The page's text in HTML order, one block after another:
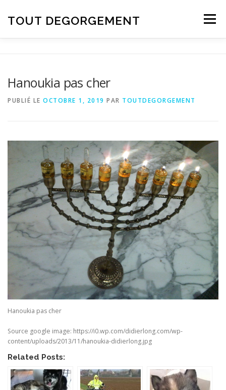
TOUT DEGORGEMENT Menu
Hanoukia pas cher
PUBLIÉ LE OCTOBRE 1, 2019 PAR TOUTDEGORGEMENT
Hanoukia pas cher
Source google image: https://i0.wp.com/didierlong.com/wp-
content/uploads/2013/11/hanoukia-didierlong.jpg
Related Posts: